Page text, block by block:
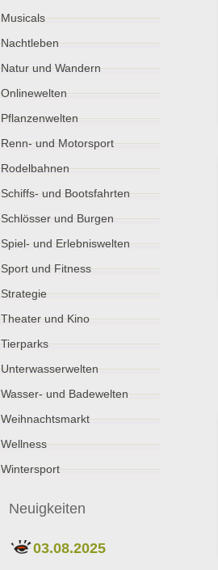
Musicals
Nachtleben
Natur und Wandern
Onlinewelten
Pflanzenwelten
Renn- und Motorsport
Rodelbahnen
Schiffs- und Bootsfahrten
Schlösser und Burgen
Spiel- und Erlebniswelten
Sport und Fitness
Strategie
Theater und Kino
Tierparks
Unterwasserwelten
Wasser- und Badewelten
Weihnachtsmarkt
Wellness
Wintersport
Neuigkeiten
03.08.2025